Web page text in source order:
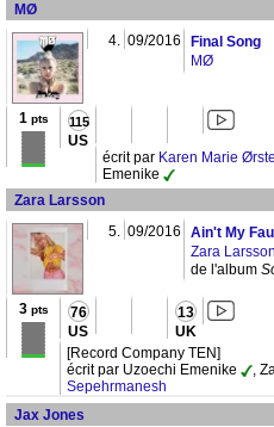
MØ
4. 09/2016
Final Song
MØ
1 pts
115
US
écrit par Karen Marie
Emenike
Zara Larsson
5. 09/2016
Ain't My
Zara Larsson
de l'album
3pts 76
US
13
UK
[Record Company TEN]
écrit par Uzoechi Emenike
,
Sepehrmanesh
Jax Jones